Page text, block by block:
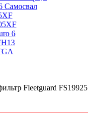
Самосвал
6
Fleetguard FS19925